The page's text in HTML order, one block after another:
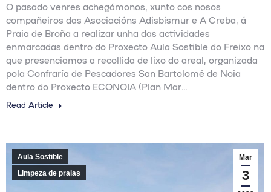
O pasado venres achegámonos, xunto cos nosos
compañeiros das Asociacións Adisbismur e A Creba, á
Praia de Broña a realizar unha das actividades
enmarcadas dentro do Proxecto Aula Sostible do Freixo na
que presenciamos a recollida de lixo do areal, organizada
pola Confraría de Pescadores San Bartolomé de Noia
dentro do Proxecto ECONOIA (Plan Mar…
Read Article
Mar
3
Aula Sostible
Limpeza de praias